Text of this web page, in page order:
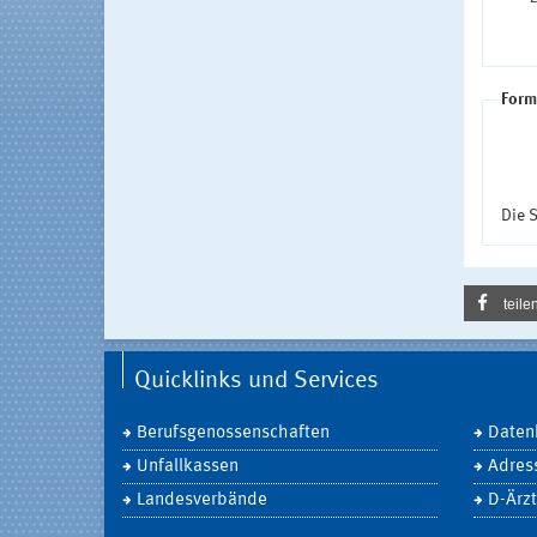
Die
Quicklinks und Services
Berufsgenossenschaften
Unfallkassen
Landesverbände
D-